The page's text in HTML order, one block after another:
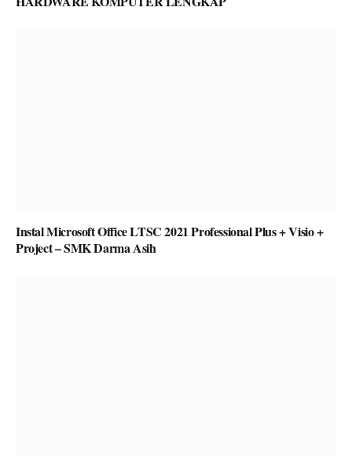
Instal Microsoft Office LTSC 2021 Professional Plus + Visio +
Project – SMK Darma Asih